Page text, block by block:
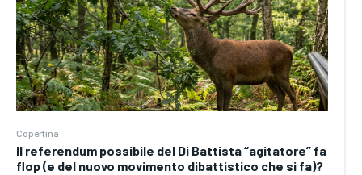
Copertina
Il referendum possibile del Di Battista “agitatore” fa
flop (e del nuovo movimento dibattistico che si fa)?